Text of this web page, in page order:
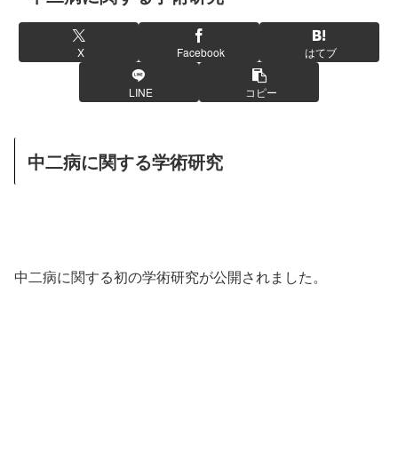
X Facebook はてブ
LINE コピー
中二病に関する学術研究
中二病に関する初の学術研究が公開されました。